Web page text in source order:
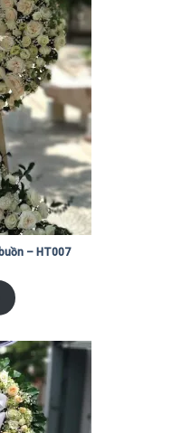
– HT007